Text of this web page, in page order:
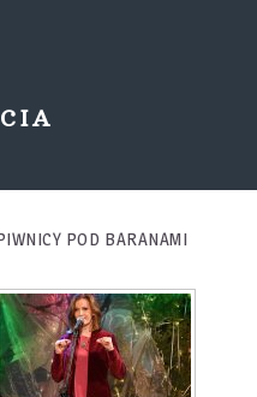
POD BARANAMI